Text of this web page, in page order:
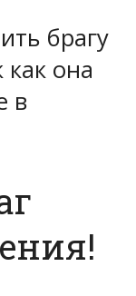
брагу
она
в